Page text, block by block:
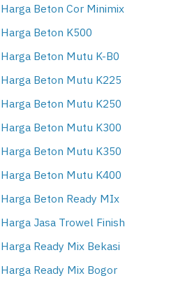
Harga Beton Cor Minimix
Harga Beton K500
Harga Beton Mutu K-B0
Harga Beton Mutu K225
Harga Beton Mutu K250
Harga Beton Mutu K300
Harga Beton Mutu K350
Harga Beton Mutu K400
Harga Beton Ready MIx
Harga Jasa Trowel Finish
Harga Ready Mix Bekasi
Harga Ready Mix Bogor